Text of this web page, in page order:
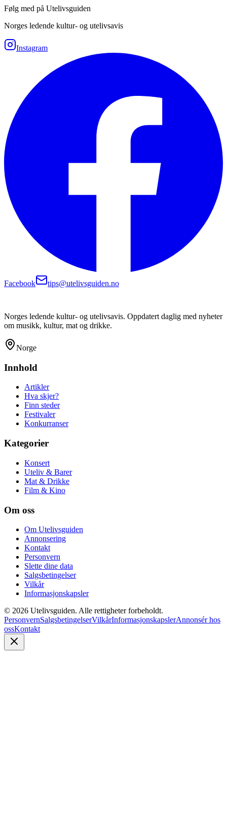
Følg med på Utelivsguiden
Norges ledende kultur- og utelivsavis
Instagram
Facebook tips@utelivsguiden.no
Norges ledende kultur- og utelivsavis. Oppdatert daglig med nyheter
om musikk, kultur, mat og drikke.
Norge
Innhold
Artikler
Hva skjer?
Finn steder
Festivaler
Konkurranser
Kategorier
Konsert
Uteliv & Barer
Mat & Drikke
Film & Kino
Om oss
Om Utelivsguiden
Annonsering
Kontakt
Personvern
Slette dine data
Salgsbetingelser
Vilkår
Informasjonskapsler
© 2026 Utelivsguiden. Alle rettigheter forbeholdt.
PersonvernSalgsbetingelserVilkårInformasjonskapslerAnnonsér hos
ossKontakt